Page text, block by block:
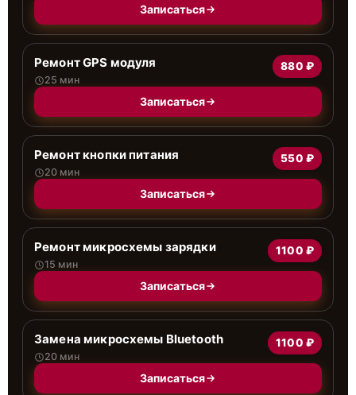
Записаться
Ремонт GPS модуля
25 мин
880 ₽
Записаться
Ремонт кнопки питания
20 мин
550 ₽
Записаться
Ремонт микросхемы зарядки
15 мин
1100 ₽
Записаться
Замена микросхемы Bluetooth
20 мин
1100 ₽
Записаться